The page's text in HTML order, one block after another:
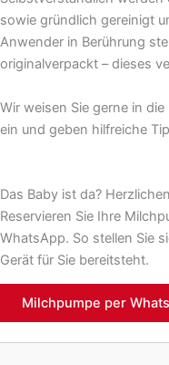
sowie gründlich gereinigt
Anwender in Berührung
originalverpackt – dieses
Wir weisen Sie gerne in
ein und geben hilfreiche
Das Baby ist da?
Reservieren Sie Ihre
WhatsApp. So stellen Sie
Gerät für Sie bereitsteht.
Milchpumpe per